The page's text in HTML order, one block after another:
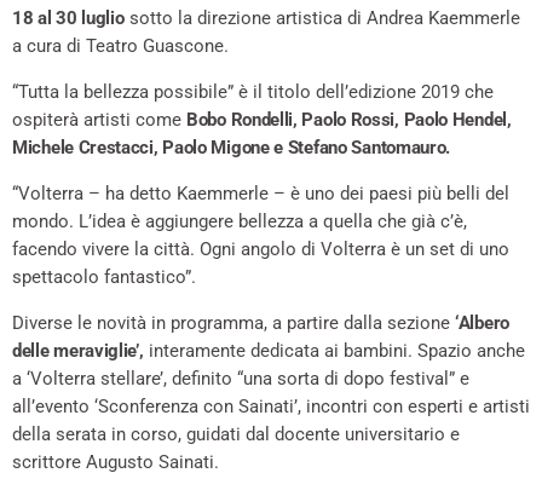
18 al 30 lugliosotto la direzione artistica di Andrea Kaemmerle
a cura di Teatro Guascone.
“Tutta la bellezza possibile” è il titolo dell’edizione 2019 che
ospiterà artisti come Bobo Rondelli, Paolo Rossi, Paolo Hendel,
Michele Crestacci, Paolo Migone e Stefano Santomauro.
“Volterra – ha detto Kaemmerle – è uno dei paesi più belli del
mondo. L’idea è aggiungere bellezza a quella che già c’è,
facendo vivere la città. Ogni angolo di Volterra è un set di uno
spettacolo fantastico”.
Diverse le novità in programma, a partire dalla sezione ‘Albero
delle meraviglie’, interamente dedicata ai bambini. Spazio anche
a ‘Volterra stellare’, definito “una sorta di dopo festival” e
all’evento ‘Sconferenza con Sainati’, incontri con esperti e artisti
della serata in corso, guidati dal docente universitario e
scrittore Augusto Sainati.